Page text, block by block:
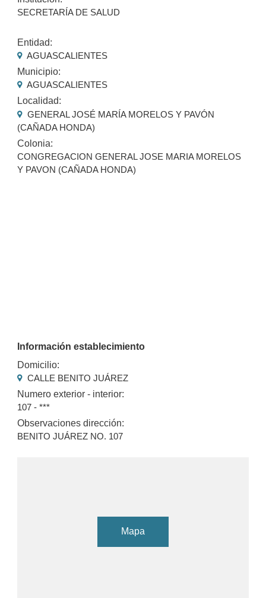
SECRETARÍA DE SALUD
Entidad:
AGUASCALIENTES
Municipio:
AGUASCALIENTES
Localidad:
GENERAL JOSÉ MARÍA MORELOS Y PAVÓN
(CAÑADA HONDA)
Colonia:
CONGREGACION GENERAL JOSE MARIA MORELOS
Y PAVON (CAÑADA HONDA)
Información establecimiento
Domicilio:
CALLE BENITO JUÁREZ
Numero exterior - interior:
107 - ***
Observaciones dirección:
BENITO JUÁREZ NO. 107
Mapa